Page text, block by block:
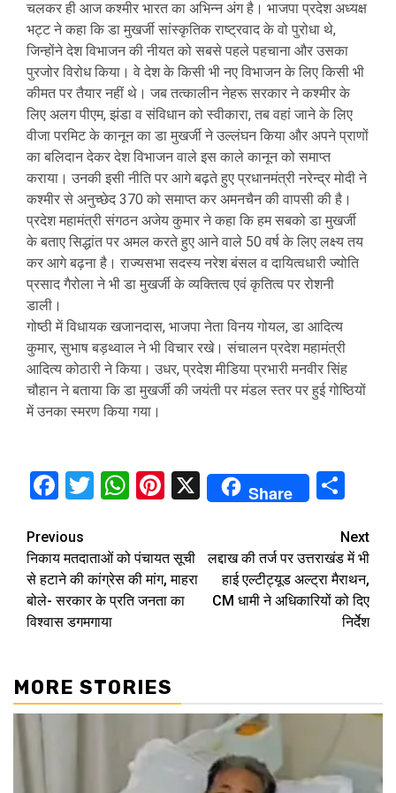
चलकर ही आज कश्मीर भारत का अभिन्न अंग है। भाजपा प्रदेश अध्यक्ष
भट्ट ने कहा कि डा मुखर्जी सांस्कृतिक राष्ट्रवाद के वो पुरोधा थे,
जिन्होंने देश विभाजन की नीयत को सबसे पहले पहचाना और उसका
पुरजोर विरोध किया। वे देश के किसी भी नए विभाजन के लिए किसी भी
कीमत पर तैयार नहीं थे। जब तत्कालीन नेहरू सरकार ने कश्मीर के
लिए अलग पीएम, झंडा व संविधान को स्वीकारा, तब वहां जाने के लिए
वीजा परमिट के कानून का डा मुखर्जी ने उल्लंघन किया और अपने प्राणों
का बलिदान देकर देश विभाजन वाले इस काले कानून को समाप्त
कराया। उनकी इसी नीति पर आगे बढ़ते हुए प्रधानमंत्री नरेन्द्र मोदी ने
कश्मीर से अनुच्छेद 370 को समाप्त कर अमनचैन की वापसी की है।
प्रदेश महामंत्री संगठन अजेय कुमार ने कहा कि हम सबको डा मुखर्जी
के बताए सिद्धांत पर अमल करते हुए आने वाले 50 वर्ष के लिए लक्ष्य तय
कर आगे बढ़ना है। राज्यसभा सदस्य नरेश बंसल व दायित्वधारी ज्योति
प्रसाद गैरोला ने भी डा मुखर्जी के व्यक्तित्व एवं कृतित्व पर रोशनी
डाली।
गोष्ठी में विधायक खजानदास, भाजपा नेता विनय गोयल, डा आदित्य
कुमार, सुभाष बड़थ्वाल ने भी विचार रखे। संचालन प्रदेश महामंत्री
आदित्य कोठारी ने किया। उधर, प्रदेश मीडिया प्रभारी मनवीर सिंह
चौहान ने बताया कि डा मुखर्जी की जयंती पर मंडल स्तर पर हुई गोष्ठियों
में उनका स्मरण किया गया।
Facebook
Twitter
WhatsApp
Pinterest
X Share
Continue
Reading
Previous
निकाय मतदाताओं को पंचायत सूची
से हटाने की कांग्रेस की मांग, माहरा
बोले- सरकार के प्रति जनता का
विश्वास डगमगाया
Next
लद्दाख की तर्ज पर उत्तराखंड में भी
हाई एल्टीट्यूड अल्ट्रा मैराथन,
CM धामी ने अधिकारियों को दिए
निर्देेश
MORE STORIES